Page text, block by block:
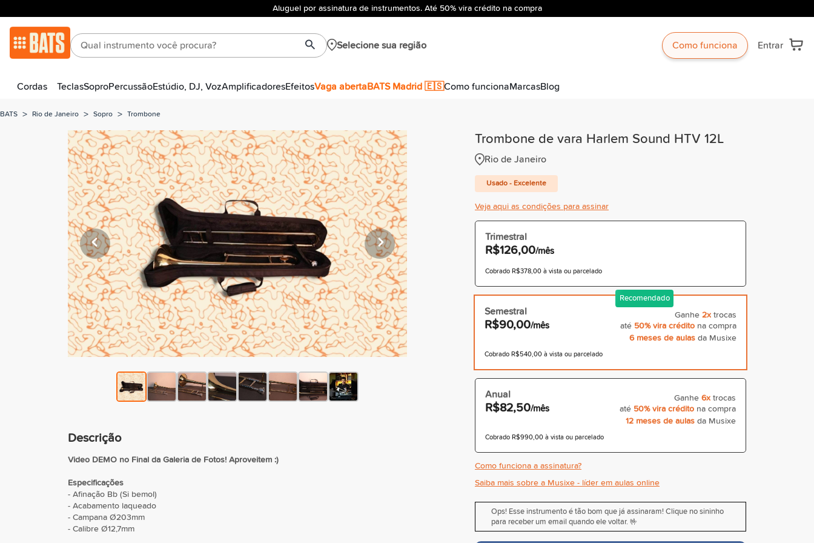
Aluguel por assinatura de instrumentos. Até 50% vira crédito na compra
Selecione sua região Como funciona Entrar
Cordas TeclasSoproPercussãoEstúdio, DJ, VozAmplificadoresEfeitosVaga abertaBATS Madrid 🇪🇸Como funcionaMarcasBlog
BATS > Rio de Janeiro > Sopro > Trombone
Descrição
Video DEMO no Final da Galeria de Fotos! Aproveitem :)
Especificações
- Afinação Bb (Si bemol)
- Acabamento laqueado
- Campana Ø203mm
- Calibre Ø12,7mm
Trombone de vara Harlem Sound HTV 12L
Rio de Janeiro
Usado - Excelente
Veja aqui as condições para assinar
Trimestral
R$126,00/mês
Cobrado R$378,00 à vista ou parcelado
Recomendado
Ganhe 2x trocas
até 50% vira crédito na compra
6 meses de aulas da Musixe
Semestral
R$90,00/mês
Cobrado R$540,00 à vista ou parcelado
Ganhe 6x trocas
até 50% vira crédito na compra
12 meses de aulas da Musixe
Anual
R$82,50/mês
Cobrado R$990,00 à vista ou parcelado
Como funciona a assinatura?
Saiba mais sobre a Musixe - líder em aulas online
Ops! Esse instrumento é tão bom que já assinaram! Clique no sininho
para receber um email quando ele voltar. 🤟